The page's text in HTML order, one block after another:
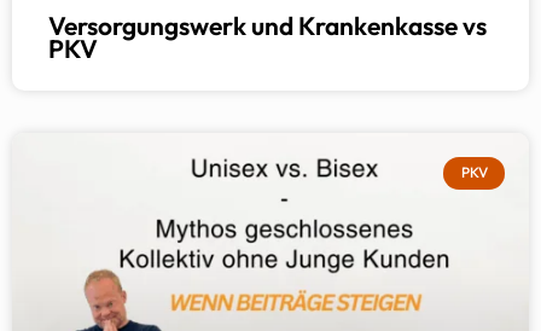
Versorgungswerk und Krankenkasse vs
PKV
PKV